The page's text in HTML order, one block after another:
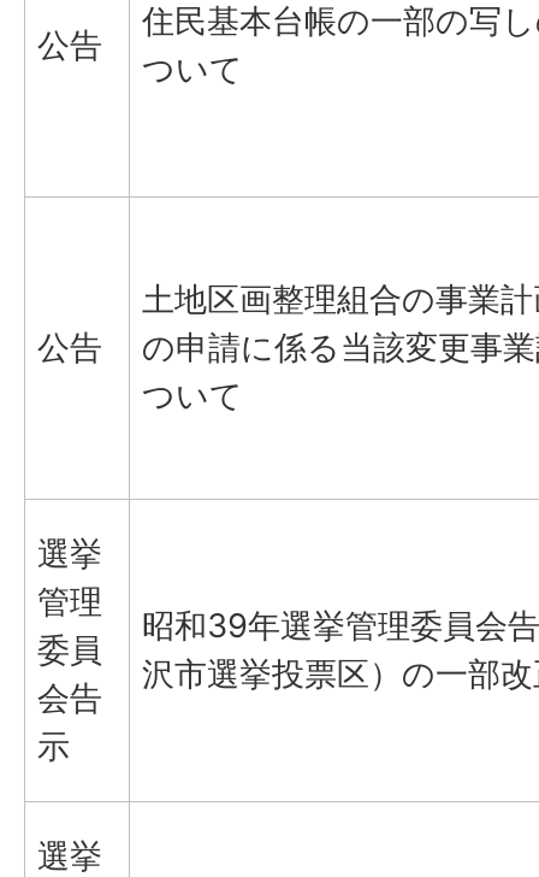
公告
住民基本台帳の一部の写
ついて
公告
土地区画整理組合の事業
の申請に係る当該変更事
ついて
選挙
管理
委員
会告
示
昭和39年選挙管理委員会
沢市選挙投票区）の一部
選挙